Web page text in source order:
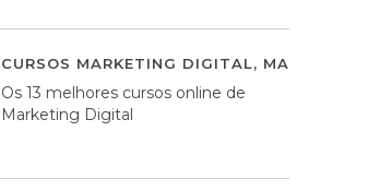
CURSOS MARKETING DIGITAL,
Os 13 melhores cursos online de
Marketing Digital